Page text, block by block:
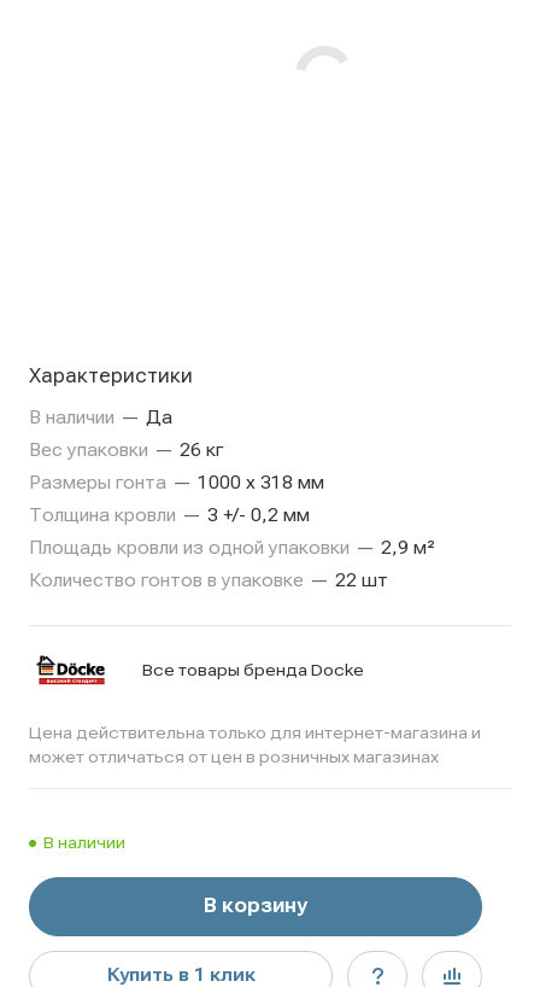
Характеристики
В наличии — Да
Вес упаковки — 26 кг
Размеры гонта — 1000 х 318 мм
Толщина кровли — 3 +/- 0,2 мм
Площадь кровли из одной упаковки — 2,9 м²
Количество гонтов в упаковке — 22 шт
Все товары бренда Docke
Цена действительна только для интернет-магазина и
может отличаться от цен в розничных магазинах
В наличии
В корзину
Купить в 1 клик